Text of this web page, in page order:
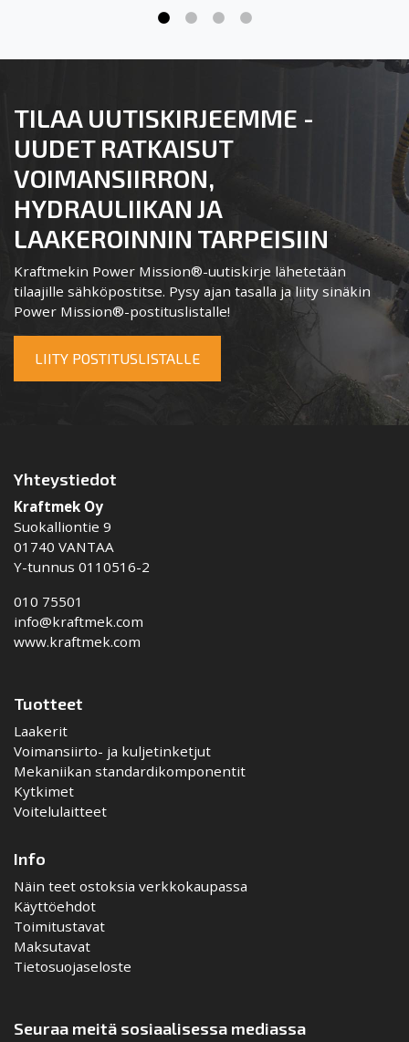
TILAA UUTISKIRJEEMME -
UUDET RATKAISUT
VOIMANSIIRRON,
HYDRAULIIKAN JA
LAAKEROINNIN TARPEISIIN
Kraftmekin Power Mission®-uutiskirje lähetetään
tilaajille sähköpostitse. Pysy ajan tasalla ja liity sinäkin
Power Mission®-postituslistalle!
LIITY POSTITUSLISTALLE
Yhteystiedot
Kraftmek Oy
Suokalliontie 9
01740 VANTAA
Y-tunnus 0110516-2
010 75501
info@kraftmek.com
www.kraftmek.com
Tuotteet
Laakerit
Voimansiirto- ja kuljetinketjut
Mekaniikan standardikomponentit
Kytkimet
Voitelulaitteet
Info
Näin teet ostoksia verkkokaupassa
Käyttöehdot
Toimitustavat
Maksutavat
Tietosuojaseloste
Seuraa meitä sosiaalisessa mediassa